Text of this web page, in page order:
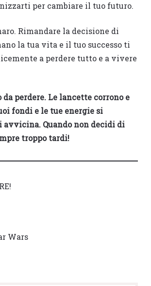
per cambiare il tuo futuro.
Rimandare la decisione di
la tua vita e il tuo successo ti
a perdere tutto e a vivere
da perdere. Le lancette corrono e
fondi e le tue energie si
avvicina. Quando non decidi di
troppo tardi!
Wars